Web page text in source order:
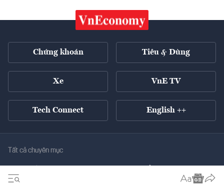
Chứng khoán Tiêu & Dùng
Xe VnE TV
Tech Connect English ++
Tất cả chuyên mục
Chuyển động xanh